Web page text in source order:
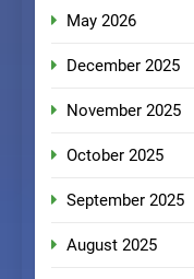
May 2026
December 2025
November 2025
October 2025
September 2025
August 2025